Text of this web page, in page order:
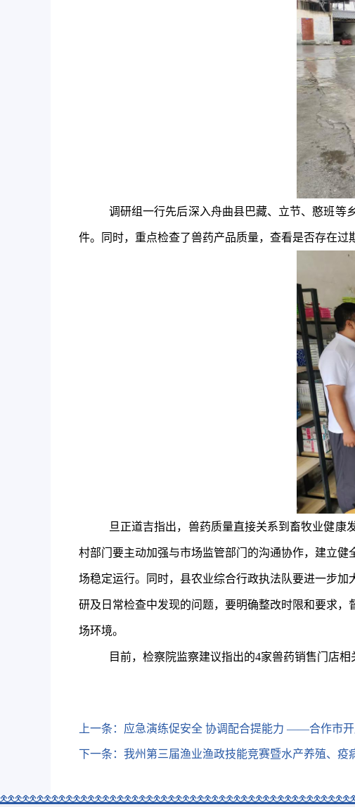
调研组一行先后深入舟曲县巴藏、立节、憨班等
件。同时，重点检查了兽药产品质量，查看是否存在过
旦正道吉指出，兽药质量直接关系到畜牧业健
村部门要主动加强与市场监管部门的沟通协作，建立
场稳定运行。同时，县农业综合行政执法队要进一步
研及日常检查中发现的问题，要明确整改时限和要求
场环境。
目前，检察院监察建议指出的4家兽药销售门店
上一条： 应急演练促安全 协调配合提能力 ——合作市
下一条： 我州第三届渔业渔政技能竞赛暨水产养殖、